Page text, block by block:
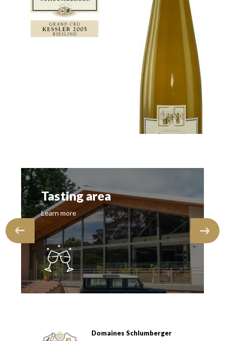
Tasting area
Learn more
Domaines Schlumberger Vignerons 100% récoltants
Domaines Schlumberger